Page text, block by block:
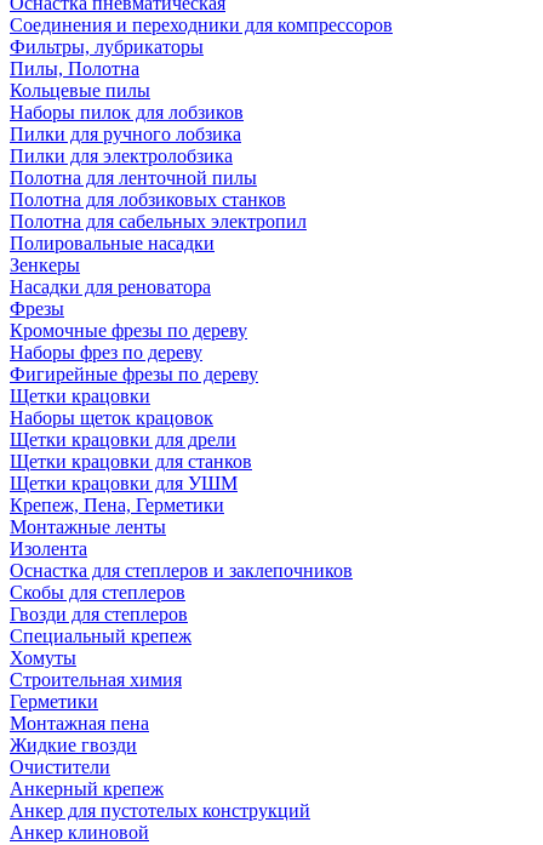
Соединения и переходники для компрессоров
Фильтры, лубрикаторы
Пилы, Полотна
Кольцевые пилы
Наборы пилок для лобзиков
Пилки для ручного лобзика
Пилки для электролобзика
Полотна для ленточной пилы
Полотна для лобзиковых станков
Полотна для сабельных электропил
Полировальные насадки
Зенкеры
Насадки для реноватора
Фрезы
Кромочные фрезы по дереву
Наборы фрез по дереву
Фигирейные фрезы по дереву
Щетки крацовки
Наборы щеток крацовок
Щетки крацовки для дрели
Щетки крацовки для станков
Щетки крацовки для УШМ
Крепеж, Пена, Герметики
Монтажные ленты
Изолента
Оснастка для степлеров и заклепочников
Скобы для степлеров
Гвозди для степлеров
Специальный крепеж
Хомуты
Строительная химия
Герметики
Монтажная пена
Жидкие гвозди
Очистители
Анкерный крепеж
Анкер для пустотелых конструкций
Анкер клиновой